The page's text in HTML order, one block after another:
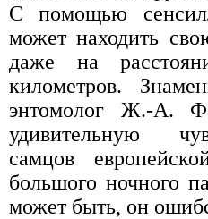
С помощью
может находить
даже на
километров.
энтомолог Ж.-А.
удивительную
самцов
большого ночного
может быть, он